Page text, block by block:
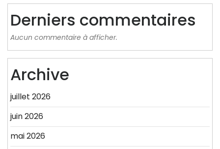
Derniers commentaires
Aucun commentaire à afficher.
Archive
juillet 2026
juin 2026
mai 2026